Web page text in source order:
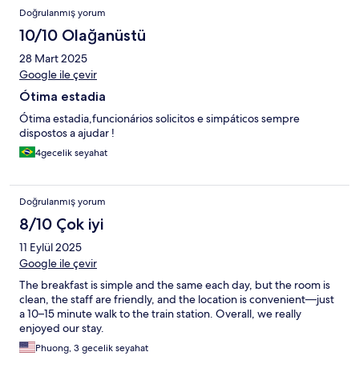
Doğrulanmış yorum
10/10 Olağanüstü
28 Mart 2025
Google ile çevir
Ótima estadia
Ótima estadia,funcionários solicitos e simpáticos sempre
dispostos a ajudar !
4gecelik seyahat
Doğrulanmış yorum
8/10 Çok iyi
11 Eylül 2025
Google ile çevir
The breakfast is simple and the same each day, but the room is
clean, the staff are friendly, and the location is convenient—just
a 10–15 minute walk to the train station. Overall, we really
enjoyed our stay.
Phuong, 3 gecelik seyahat